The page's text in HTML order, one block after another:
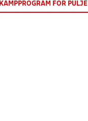
KAMPPROGRAM FOR PULJE